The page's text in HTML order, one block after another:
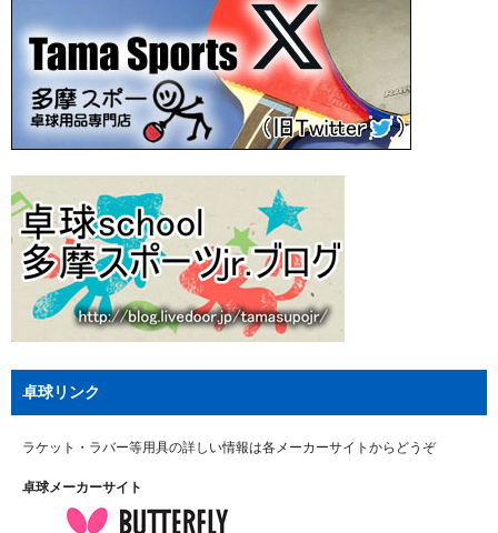
卓球リンク
ラケット・ラバー等用具の詳しい情報は各メーカーサイトからどうぞ
卓球メーカーサイト